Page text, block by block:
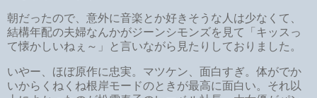
朝だったので、意外に音楽とか好きそうな人は少なくて、
結構年配の夫婦なんかがジーンシモンズを見て「キッスっ
て懐かしいねぇ～」と言いながら見たりしておりました。
いやー、ほぼ原作に忠実。マツケン、面白すぎ。体がでか
いからくねくね根岸モードのときが最高に面白い。それ以